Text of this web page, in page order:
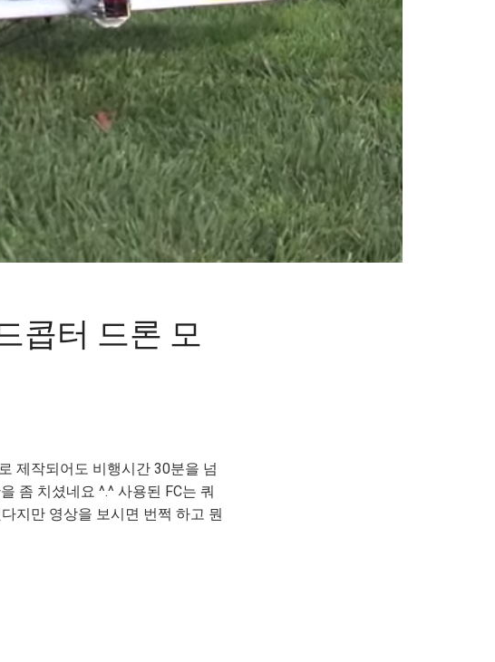
콥터 드론 모
제작되어도 비행시간 30분을 넘
좀 치셨네요 ^.^ 사용된 FC는 쿼
지만 영상을 보시면 번쩍 하고 뭔